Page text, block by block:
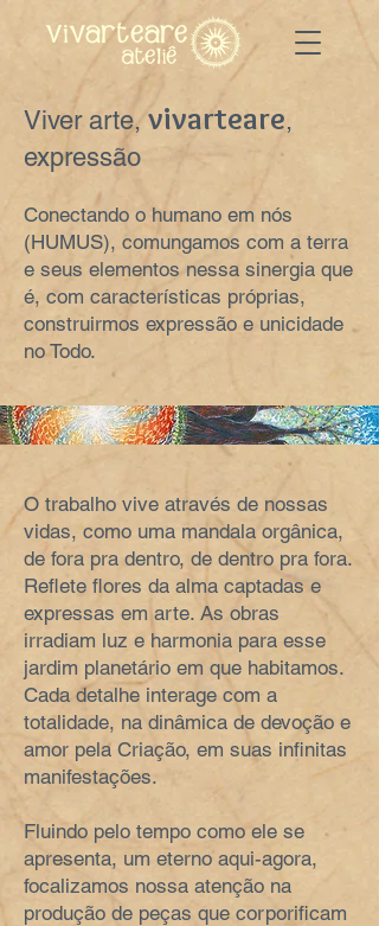
Viver arte,vivarteare,
expressão
Conectando o humano em nós
(HUMUS), comungamos com a terra
e seus elementos nessa sinergia que
é, com características próprias,
construirmos expressão e unicidade
no Todo.
O trabalho vive através de nossas
vidas, como uma mandala orgânica,
de fora pra dentro, de dentro pra fora.
Reflete flores da alma captadas e
expressas em arte. As obras
irradiam luz e harmonia para esse
jardim planetário em que habitamos.
Cada detalhe interage com a
totalidade, na dinâmica de devoção e
amor pela Criação, em suas infinitas
manifestações.
Fluindo pelo tempo como ele se
apresenta, um eterno aqui-agora,
focalizamos nossa atenção na
produção de peças que corporificam